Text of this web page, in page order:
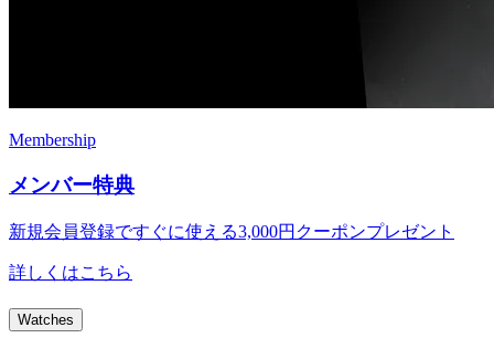
Membership
メンバー特典
新規会員登録ですぐに使える3,000円クーポンプレゼント
詳しくはこちら
Watches